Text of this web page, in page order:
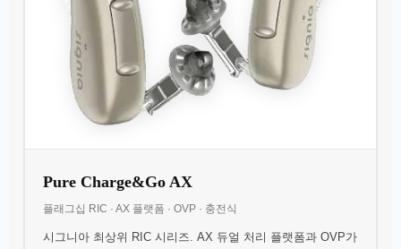
Pure Charge&Go AX
플래그십 RIC · AX 플랫폼 · OVP · 충전식
시그니아 최상위 RIC 시리즈. AX 듀얼 처리 플랫폼과 OVP가